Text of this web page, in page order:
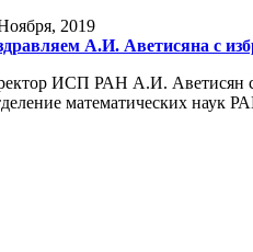
2019
А.И. Аветисяна c
ИСП РАН А.И. Аветисян
математических наук